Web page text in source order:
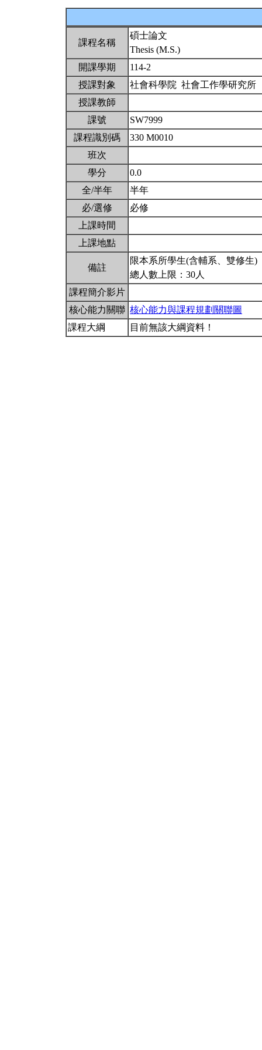
課程名稱
碩士論文
Thesis (M.S.)
開課學期
114-2
授課對象
社會科學院 社會工作學研究所
授課教師
課號
SW7999
課程識別碼
330 M0010
班次
學分
0.0
全/半年
半年
必/選修
必修
上課時間
上課地點
備註
限本系所學生(含輔系、雙修生)
總人數上限：30人
課程簡介影片
核心能力關聯 核心能力與課程規劃關聯圖
課程大綱
目前無該大綱資料！